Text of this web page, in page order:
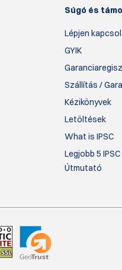
Súgó és
Lépjen
GYIK
Szállítás /
Kézikönyvek
Letöltések
What is IPSC
Legjobb 5
Útmutató